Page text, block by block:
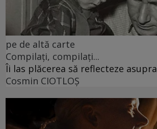
pe de altă carte
Compilați, compilați...
Îi las plăcerea să reflecteze asupra
Cosmin CIOTLOŞ